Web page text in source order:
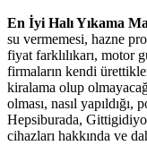
En İyi Halı Yıkama
su vermemesi, hazne
fiyat farklılıkarı, motor
firmaların kendi
kiralama olup
olması, nasıl
Hepsiburada,
cihazları hakkında ve